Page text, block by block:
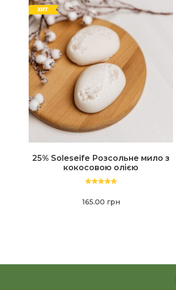
25% Soleseife Розсольне мило з
кокосовою олією
из 5
165.00 грн